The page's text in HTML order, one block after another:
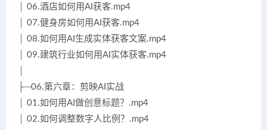
│ 06.酒店如何用AI获客.mp4
│ 07.健身房如何用AI获客.mp4
│ 08.如何用AI生成实体获客文案.mp4
│ 09.建筑行业如何用AI实体获客.mp4
├─06.第六章：剪映AI实战
│ 01.如何用AI做创意标题？.mp4
│ 02.如何调整数字人比例？.mp4